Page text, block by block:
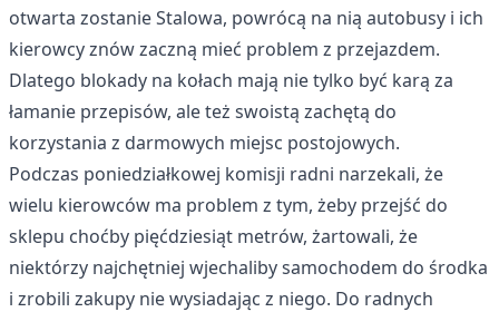
otwarta zostanie Stalowa, powrócą na nią autobusy i ich
kierowcy znów zaczną mieć problem z przejazdem.
Dlatego blokady na kołach mają nie tylko być karą za
łamanie przepisów, ale też swoistą zachętą do
korzystania z darmowych miejsc postojowych.
Podczas poniedziałkowej komisji radni narzekali, że
wielu kierowców ma problem z tym, żeby przejść do
sklepu choćby pięćdziesiąt metrów, żartowali, że
niektórzy najchętniej wjechaliby samochodem do środka
i zrobili zakupy nie wysiadając z niego. Do radnych